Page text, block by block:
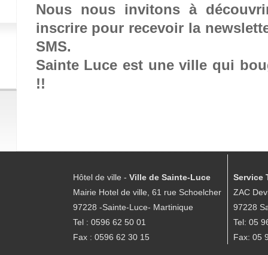
Nous nous invitons à
inscrire pour recevoir la
SMS.
Sainte Luce est une ville qui
!!
Hôtel de ville - Ville de Sainte-Luce
Mairie Hotel de ville, 61 rue Schoelcher
97228 -Sainte-Luce- Martinique
Tel : 0596 62 50 01
Fax : 0596 62 30 15
Service
ZAC
97228
Tel: 05
Fax: 05